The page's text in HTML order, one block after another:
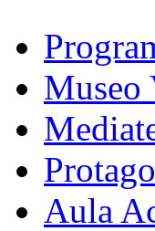
Museo
Aula